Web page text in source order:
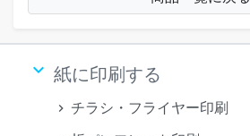
keyboard_arrow_down 紙に印刷する
チラシ・フライヤー印刷